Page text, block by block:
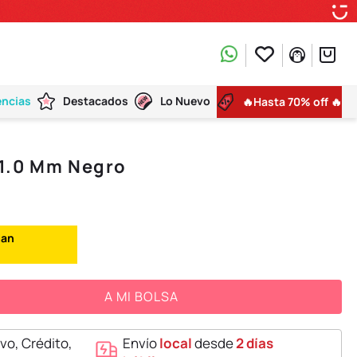
Destacados Lo Nuevo 🔥Hasta 70% off 🔥
Mm Negro
A MI BOLSA
Crédito,
Envíolocaldesde2 días